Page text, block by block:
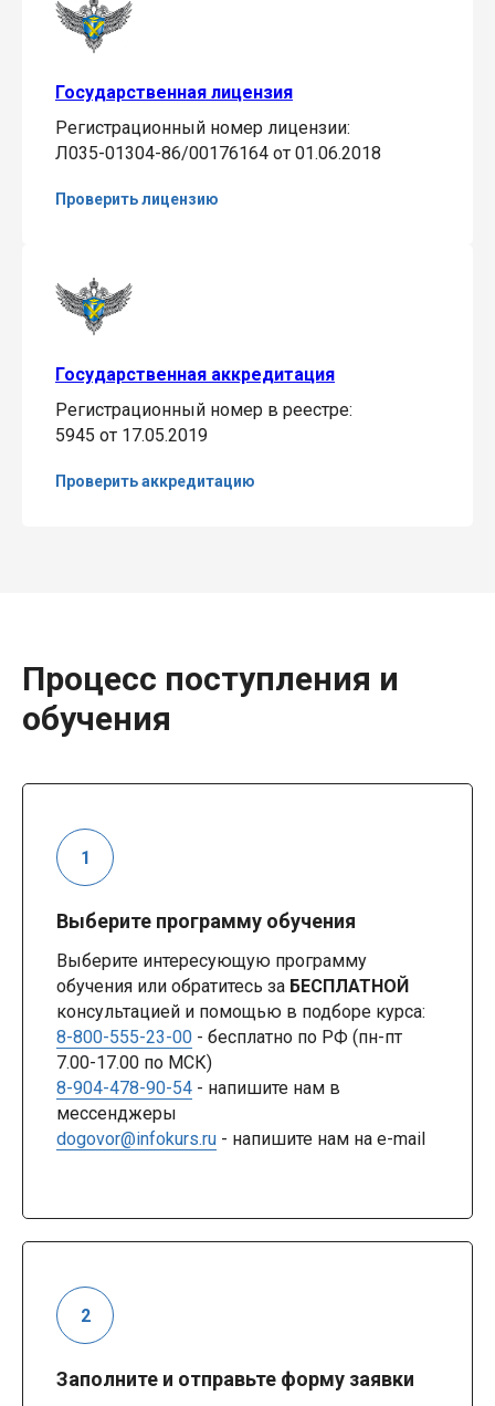
Государственная лицензия
Регистрационный номер лицензии:
Л035-01304-86/00176164 от 01.06.2018
Проверить лицензию
Государственная аккредитация
Регистрационный номер в реестре:
5945 от 17.05.2019
Проверить аккредитацию
Процесс поступления и
обучения
Выберите программу обучения
Выберите интересующую программу
обучения или обратитесь за БЕСПЛАТНОЙ
консультацией и помощью в подборе курса:
8-800-555-23-00 - бесплатно по РФ (пн-пт
7.00-17.00 по МСК)
8-904-478-90-54 - напишите нам в
мессенджеры
dogovor@infokurs.ru - напишите нам на e-mail
Заполните и отправьте форму заявки